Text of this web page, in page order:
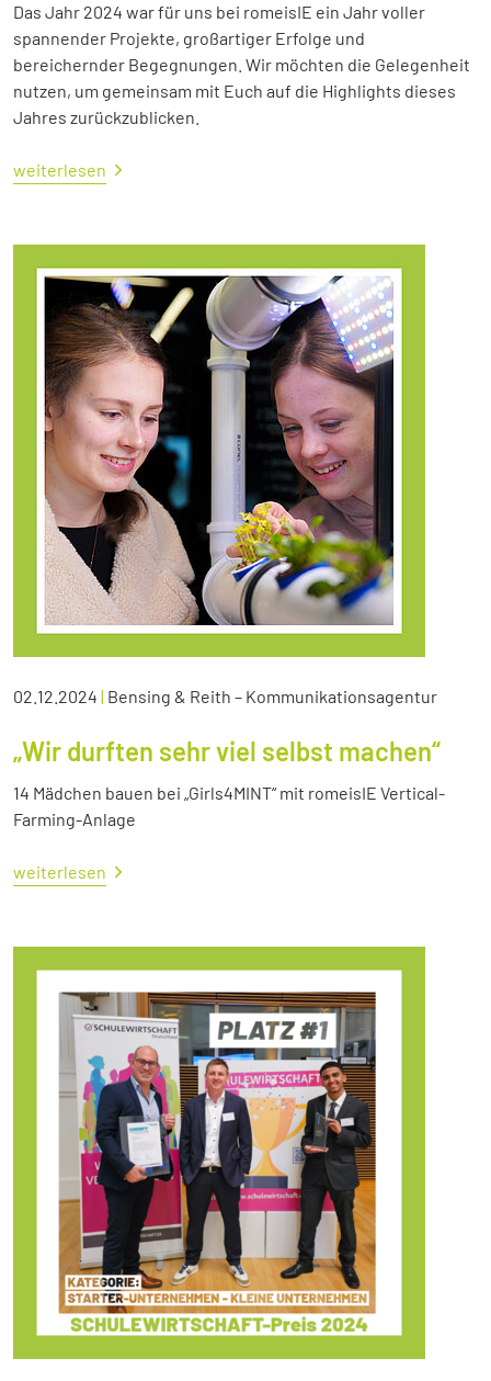
Das Jahr 2024 war für uns bei romeisIE ein Jahr voller
spannender Projekte, großartiger Erfolge und
bereichernder Begegnungen. Wir möchten die Gelegenheit
nutzen, um gemeinsam mit Euch auf die Highlights dieses
Jahres zurückzublicken.
weiterlesen
02.12.2024 | Bensing & Reith – Kommunikationsagentur
„Wir durften sehr viel selbst machen“
14 Mädchen bauen bei „Girls4MINT“ mit romeisIE Vertical-
Farming-Anlage
weiterlesen